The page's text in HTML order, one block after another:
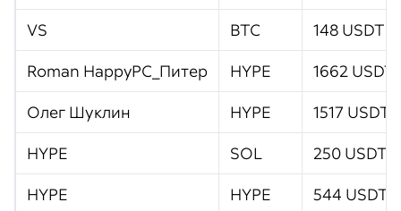
VS
BTC
148 USDT
Roman HappyPC_Питер
HYPE
1662 USDT
Олег Шуклин
HYPE
1517 USDT
HYPE
SOL
250 USDT
HYPE
HYPE
544 USDT